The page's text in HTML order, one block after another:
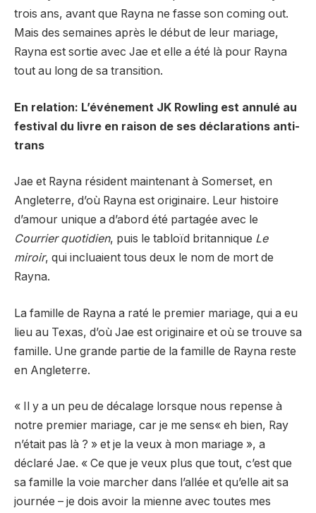
trois ans, avant que Rayna ne fasse son coming out.
Mais des semaines après le début de leur mariage,
Rayna est sortie avec Jae et elle a été là pour Rayna
tout au long de sa transition.
En relation: L’événement JK Rowling est annulé au
festival du livre en raison de ses déclarations anti-
trans
Jae et Rayna résident maintenant à Somerset, en
Angleterre, d’où Rayna est originaire. Leur histoire
d’amour unique a d’abord été partagée avec le
Courrier quotidien, puis le tabloïd britannique Le
miroir, qui incluaient tous deux le nom de mort de
Rayna.
La famille de Rayna a raté le premier mariage, qui a eu
lieu au Texas, d’où Jae est originaire et où se trouve sa
famille. Une grande partie de la famille de Rayna reste
en Angleterre.
« Il y a un peu de décalage lorsque nous repense à
notre premier mariage, car je me sens« eh bien, Ray
n’était pas là ? » et je la veux à mon mariage », a
déclaré Jae. « Ce que je veux plus que tout, c’est que
sa famille la voie marcher dans l’allée et qu’elle ait sa
journée – je dois avoir la mienne avec toutes mes